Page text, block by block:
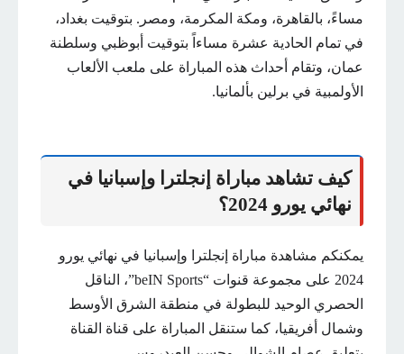
مساءً، بالقاهرة، ومكة المكرمة، ومصر. بتوقيت بغداد،
في تمام الحادية عشرة مساءاً بتوقيت أبوظبي وسلطنة
عمان، وتقام أحداث هذه المباراة على ملعب الألعاب
الأولمبية في برلين بألمانيا.
كيف تشاهد مباراة إنجلترا وإسبانيا في
نهائي يورو 2024؟
يمكنكم مشاهدة مباراة إنجلترا وإسبانيا في نهائي يورو
2024 على مجموعة قنوات “beIN Sports”، الناقل
الحصري الوحيد للبطولة في منطقة الشرق الأوسط
وشمال أفريقيا، كما ستنقل المباراة على قناة القناة